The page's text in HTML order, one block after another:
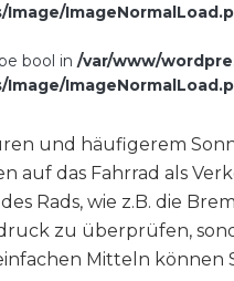
bool in /var/www/
und häufigerem
auf das Fahrrad als
Rads, wie z.B. die
zu überprüfen,
Mitteln können